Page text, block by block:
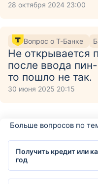
28 октября 2024 23:00
Вопрос о Т-Банке
Не открывается
после ввода
то пошло не так.
30 июня 2025 20:15
Больше вопросов по
Получить кредит или
год